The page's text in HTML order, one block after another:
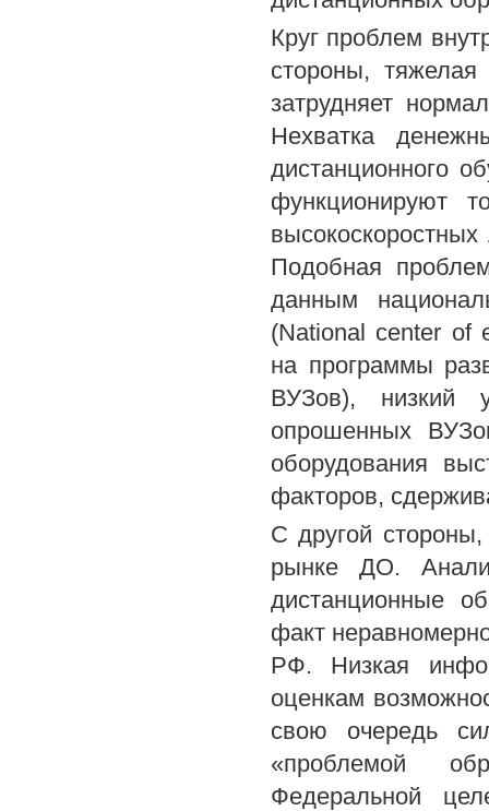
Круг проблем
стороны,
затрудняет
Нехватка
дистанционного
функционируют
Подобная
данным
(National center of
на программы
ВУЗов), низкий
опрошенных
оборудования
факторов,
С другой
рынке ДО.
дистанционные
факт
РФ. Низкая
оценкам
свою очередь
«проблемой
Федеральной